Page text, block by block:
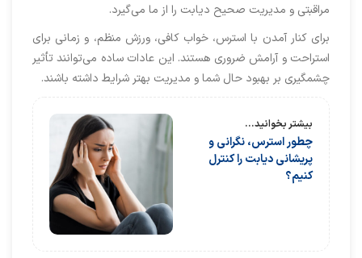
مراقبتی و مدیریت صحیح دیابت را از ما می‌گیرد.
برای کنار آمدن با استرس، خواب کافی، ورزش منظم، و زمانی برای
استراحت و آرامش ضروری هستند. این عادات ساده می‌توانند تأثیر
چشمگیری بر بهبود حال شما و مدیریت بهتر شرایط داشته باشند.
بیشتر بخوانید...
چطور استرس، نگرانی و
پریشانی دیابت را کنترل
کنیم؟